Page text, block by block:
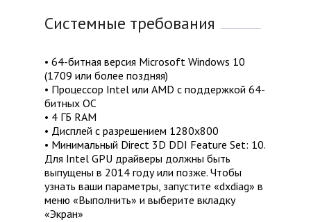
Системные требования
• 64-битная версия Microsoft Windows 10
(1709 или более поздняя)
• Процессор Intel или AMD с поддержкой 64-
битных ОС
• 4 ГБ RAM
• Дисплей с разрешением 1280x800
• Минимальный Direct 3D DDI Feature Set: 10.
Для Intel GPU драйверы должны быть
выпущены в 2014 году или позже. Чтобы
узнать ваши параметры, запустите «dxdiag» в
меню «Выполнить» и выберите вкладку
«Экран»